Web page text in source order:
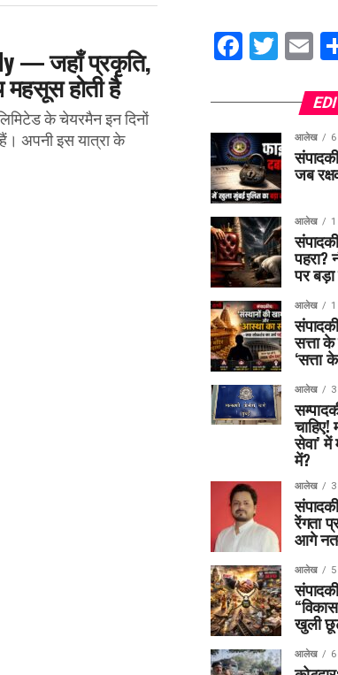
— जहाँ प्रकृति,
होती है
के चेयरमैन इन दिनों
अपनी इस यात्रा के
आलेख
जब
आलेख
पहरा?
पर
आलेख
सत्ता के
‘सत्ता
आलेख
सेवा’
में?
आलेख
रेंगता
आगे
आलेख
खुली
आलेख